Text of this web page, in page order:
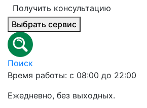
Получить консультацию
Выбрать сервис
Поиск
Время работы: с 08:00 до 22:00
Ежедневно, без выходных.